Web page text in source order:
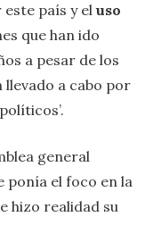
país y el uso
que han ido
a pesar de los
llevado a cabo por
general
ponía el foco en la
hizo realidad su